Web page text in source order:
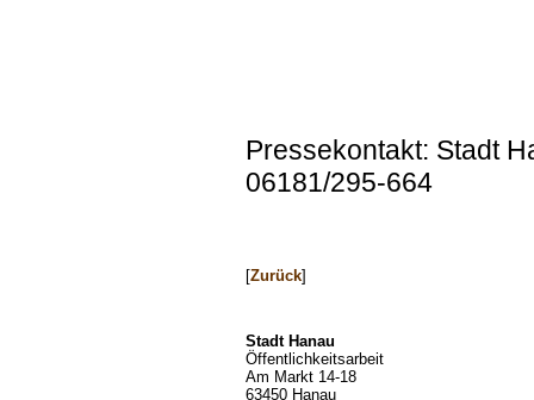
Pressekontakt: Stadt
06181/295-664
[Zurück]
Stadt Hanau
Öffentlichkeitsarbeit
Am Markt 14-18
63450 Hanau